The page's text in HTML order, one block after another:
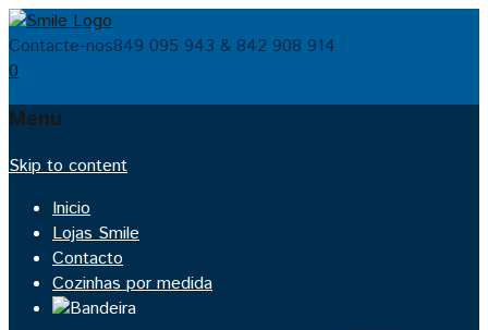
Contacte-nos849 095 943 & 842 908 914
0
Menu
Skip to content
Inicio
Lojas Smile
Contacto
Cozinhas por medida